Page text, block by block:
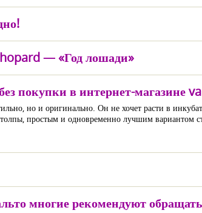
— «Год лошади»
покупки в интернет-магазине
но и оригинально. Он не хочет расти в
простым и одновременно лучшим вариантом
многие рекомендуют